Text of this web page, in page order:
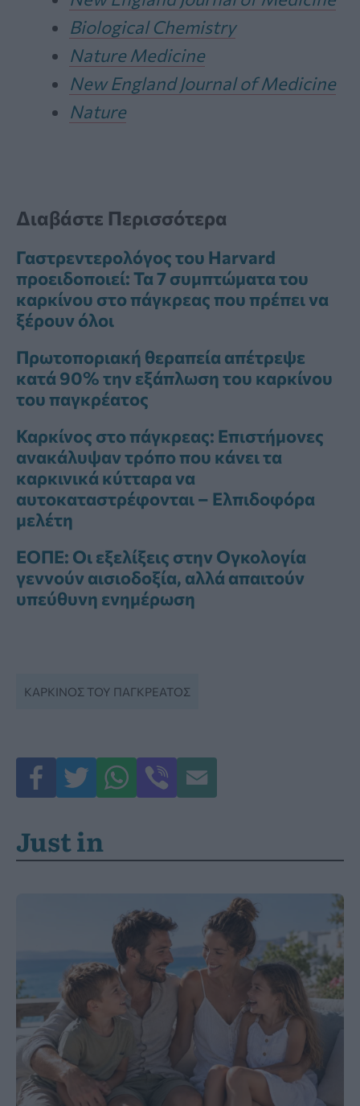
Biological Chemistry
Nature Medicine
New England Journal of Medicine
Nature
Διαβάστε Περισσότερα
Γαστρεντερολόγος του Harvard
προειδοποιεί: Τα 7 συμπτώματα του
καρκίνου στο πάγκρεας που πρέπει να
ξέρουν όλοι
Πρωτοποριακή θεραπεία απέτρεψε
κατά 90% την εξάπλωση του καρκίνου
του παγκρέατος
Καρκίνος στο πάγκρεας: Επιστήμονες
ανακάλυψαν τρόπο που κάνει τα
καρκινικά κύτταρα να
αυτοκαταστρέφονται – Ελπιδοφόρα
μελέτη
ΕΟΠΕ: Οι εξελίξεις στην Ογκολογία
γεννούν αισιοδοξία, αλλά απαιτούν
υπεύθυνη ενημέρωση
ΚΑΡΚΊΝΟΣ ΤΟΥ ΠΑΓΚΡΈΑΤΟΣ
Just in